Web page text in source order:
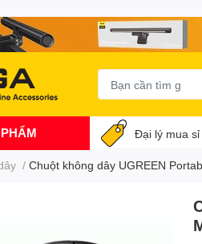
Đại lý mua sỉ
/ Chuột không dây UGREEN